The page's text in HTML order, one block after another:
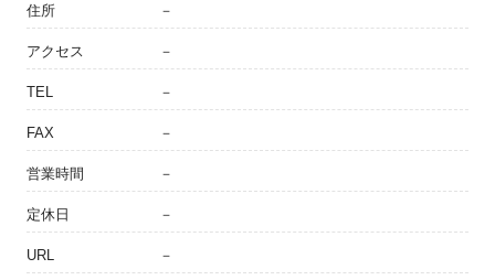
住所 －
アクセス －
TEL －
FAX －
営業時間 －
定休日 －
URL －